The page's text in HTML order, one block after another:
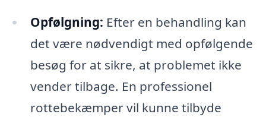
Opfølgning: Efter en behandling kan
det være nødvendigt med opfølgende
besøg for at sikre, at problemet ikke
vender tilbage. En professionel
rottebekæmper vil kunne tilbyde